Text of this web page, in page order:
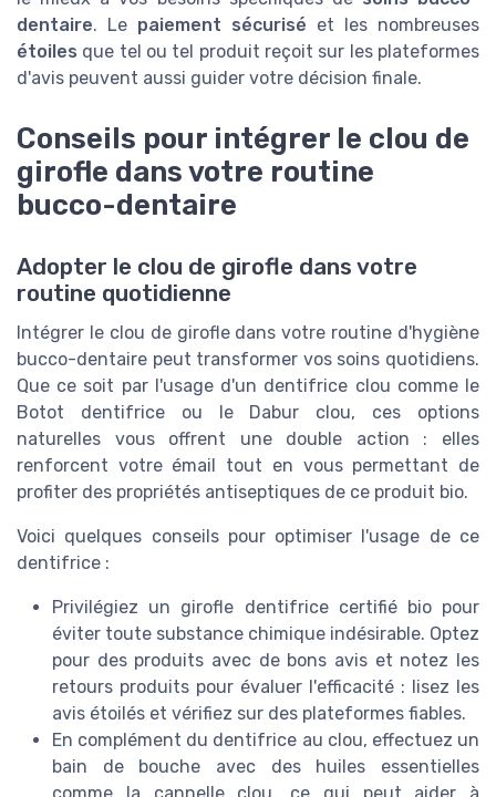
dentaire. Le paiement sécurisé et les nombreuses
étoiles que tel ou tel produit reçoit sur les plateformes
d'avis peuvent aussi guider votre décision finale.
Conseils pour intégrer le clou de
girofle dans votre routine
bucco-dentaire
Adopter le clou de girofle dans votre
routine quotidienne
Intégrer le clou de girofle dans votre routine d'hygiène
bucco-dentaire peut transformer vos soins quotidiens.
Que ce soit par l'usage d'un dentifrice clou comme le
Botot dentifrice ou le Dabur clou, ces options
naturelles vous offrent une double action : elles
renforcent votre émail tout en vous permettant de
profiter des propriétés antiseptiques de ce produit bio.
Voici quelques conseils pour optimiser l'usage de ce
dentifrice :
Privilégiez un girofle dentifrice certifié bio pour
éviter toute substance chimique indésirable. Optez
pour des produits avec de bons avis et notez les
retours produits pour évaluer l'efficacité : lisez les
avis étoilés et vérifiez sur des plateformes fiables.
En complément du dentifrice au clou, effectuez un
bain de bouche avec des huiles essentielles
comme la cannelle clou, ce qui peut aider à